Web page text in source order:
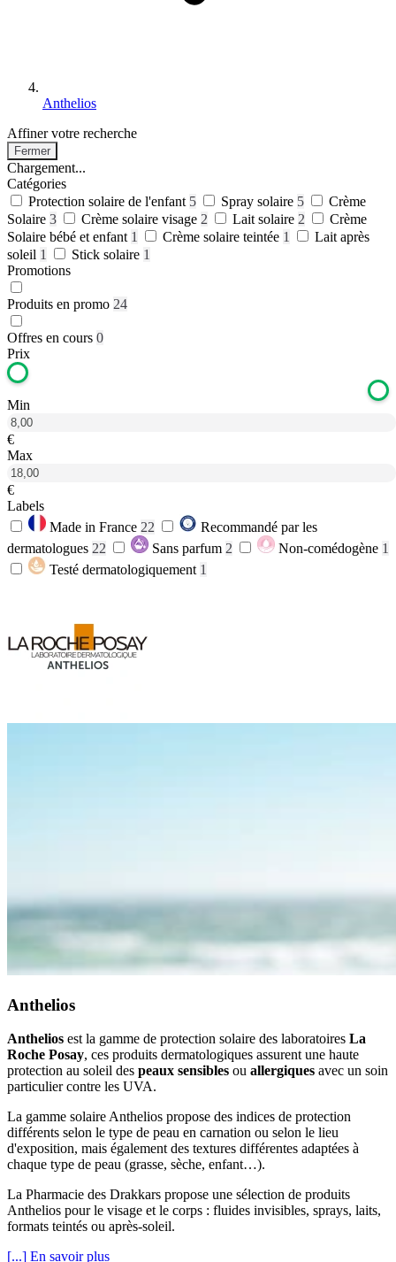
Anthelios
Affiner votre recherche
Fermer
Chargement...
Catégories
Protection solaire de l'enfant 5 Spray solaire 5
Crème
Solaire 3 Crème solaire visage 2 Lait solaire 2
Crème
Solaire bébé et enfant 1 Crème solaire teintée 1
Lait après
soleil 1 Stick solaire 1
Promotions
Produits en promo 24
Offres en cours 0
Prix
Min
€
Max
€
Labels
Made in France 22
Recommandé par les
dermatologues 22 Sans parfum 2 Non-comédogène 1
Testé dermatologiquement 1
Anthelios
Anthelios est la gamme de protection solaire des laboratoires La
Roche Posay, ces produits dermatologiques assurent une haute
protection au soleil des peaux sensibles ou allergiques avec un soin
particulier contre les UVA.
La gamme solaire Anthelios propose des indices de protection
différents selon le type de peau en carnation ou selon le lieu
d'exposition, mais également des textures différentes adaptées à
chaque type de peau (grasse, sèche, enfant…).
La Pharmacie des Drakkars propose une sélection de produits
Anthelios pour le visage et le corps : fluides invisibles, sprays, laits,
formats teintés ou après-soleil.
[...] En savoir plus